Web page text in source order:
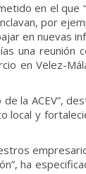
en el
por
en nuevas
una reunión
en Vëlez-
la ACEV”,
local y
ha